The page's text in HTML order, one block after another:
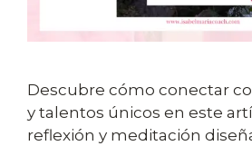
Descubre cómo conectar
y talentos únicos en este
reflexión y meditación